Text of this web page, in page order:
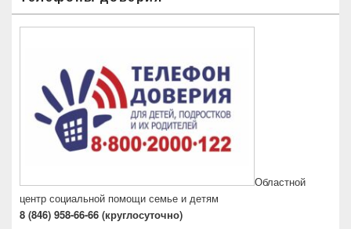
Областной
центр социальной помощи семье и детям
8 (846) 958-66-66 (круглосуточно)